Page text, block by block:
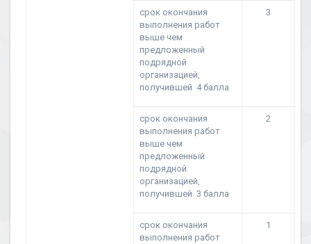
срок окончания
выполнения работ
выше чем
предложенный
подрядной
организацией,
получившей 4 балла
3
срок окончания
выполнения работ
выше чем
предложенный
подрядной
организацией,
получившей 3 балла
2
срок окончания
выполнения работ
1